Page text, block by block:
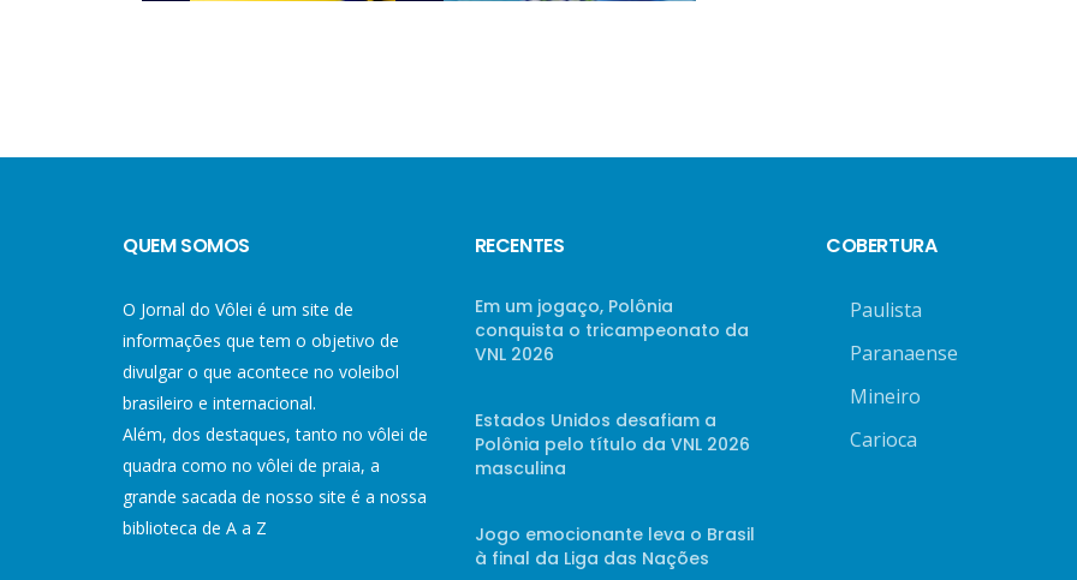
QUEM SOMOS
O Jornal do Vôlei é um site de
informações que tem o objetivo de
divulgar o que acontece no voleibol
brasileiro e internacional.
Além, dos destaques, tanto no vôlei de
quadra como no vôlei de praia, a
grande sacada de nosso site é a nossa
biblioteca de A a Z
RECENTES
Em um jogaço, Polônia
conquista o tricampeonato da
VNL 2026
Estados Unidos desafiam a
Polônia pelo título da VNL 2026
masculina
Jogo emocionante leva o Brasil
à final da Liga das Nações
COBERTURA
Paulista
Paranaense
Mineiro
Carioca